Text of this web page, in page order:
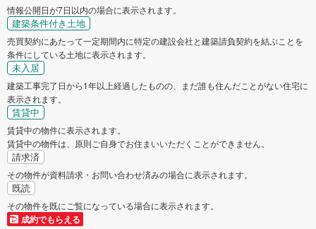
情報公開日が7日以内の場合に表示されます。
建築条件付き土地
売買契約にあたって一定期間内に特定の建設会社と建築請負契約を結ぶことを
条件にしている土地に表示されます。
未入居
建築工事完了日から1年以上経過したものの、まだ誰も住んだことがない住宅に
表示されます。
賃貸中
賃貸中の物件に表示されます。
賃貸中の物件は、原則ご自身でお住まいいただくことができません。
請求済
その物件が資料請求・お問い合わせ済みの場合に表示されます。
既読
その物件を既にご覧になっている場合に表示されます。
成約でもらえる